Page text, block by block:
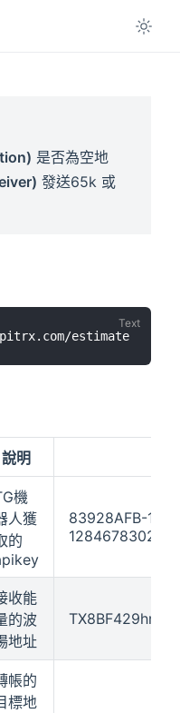
是否為空地
發送65k 或
說明
機
人獲
的
83928AFB-
128467830293
收能
的波
地址
帳的
標地